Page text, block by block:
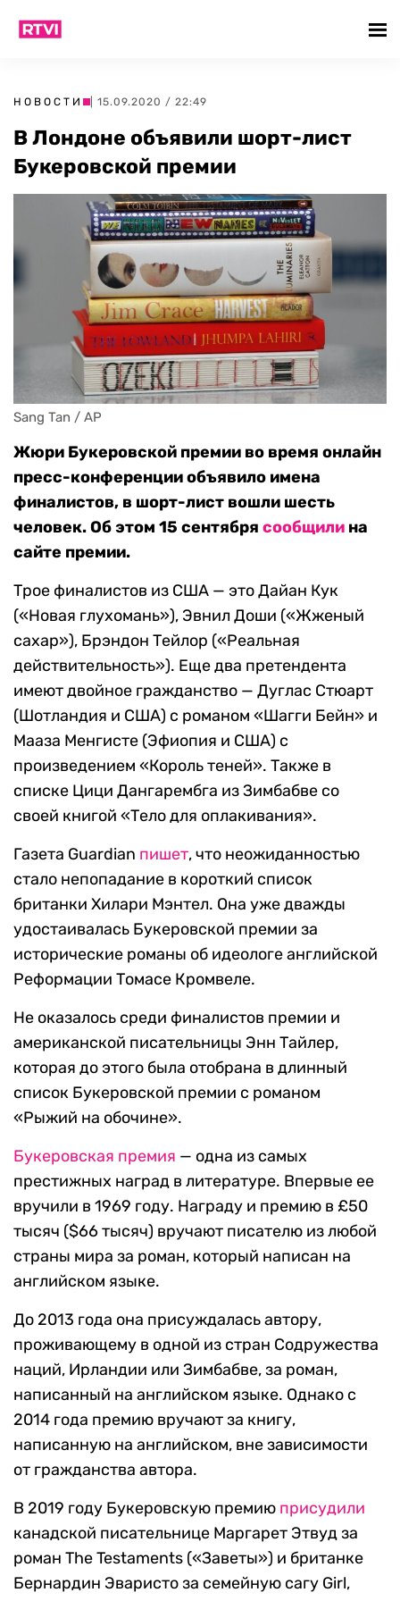
НОВОСТИ | 15.09.2020 / 22:49
В Лондоне объявили шорт-лист
Букеровской премии
Sang Tan / AP
Жюри Букеровской премии во время онлайн
пресс-конференции объявило имена
финалистов, в шорт-лист вошли шесть
человек. Об этом 15 сентября сообщили на
сайте премии.
Трое финалистов из США — это Дайан Кук
(«Новая глухомань»), Эвнил Доши («Жженый
сахар»), Брэндон Тейлор («Реальная
действительность»). Еще два претендента
имеют двойное гражданство — Дуглас Стюарт
(Шотландия и США) с романом «Шагги Бейн» и
Мааза Менгисте (Эфиопия и США) с
произведением «Король теней». Также в
списке Цици Дангарембга из Зимбабве со
своей книгой «Тело для оплакивания».
Газета Guardian пишет, что неожиданностью
стало непопадание в короткий список
британки Хилари Мэнтел. Она уже дважды
удостаивалась Букеровской премии за
исторические романы об идеологе английской
Реформации Томасе Кромвеле.
Не оказалось среди финалистов премии и
американской писательницы Энн Тайлер,
которая до этого была отобрана в длинный
список Букеровской премии с романом
«Рыжий на обочине».
Букеровская премия — одна из самых
престижных наград в литературе. Впервые ее
вручили в 1969 году. Награду и премию в £50
тысяч ($66 тысяч) вручают писателю из любой
страны мира за роман, который написан на
английском языке.
До 2013 года она присуждалась автору,
проживающему в одной из стран Содружества
наций, Ирландии или Зимбабве, за роман,
написанный на английском языке. Однако с
2014 года премию вручают за книгу,
написанную на английском, вне зависимости
от гражданства автора.
В 2019 году Букеровскую премию присудили
канадской писательнице Маргарет Этвуд за
роман The Testaments («Заветы») и британке
Бернардин Эваристо за семейную сагу Girl,